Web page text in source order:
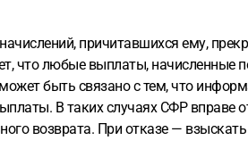
причитавшихся ему,
что любые выплаты, начисленные
быть связано с тем, что
В таких случаях СФР
возврата. При отказе — взыскать